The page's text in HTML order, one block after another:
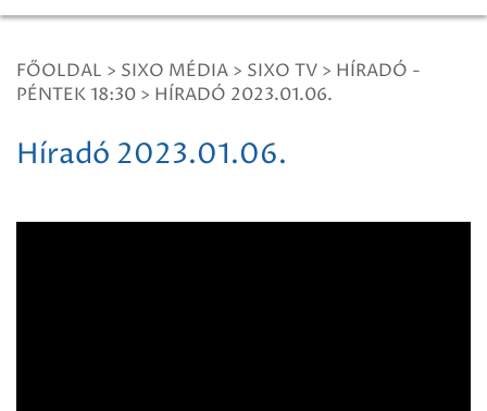
FŐOLDAL > SIXO MÉDIA > SIXO TV > HÍRADÓ -
PÉNTEK 18:30 > HÍRADÓ 2023.01.06.
Híradó 2023.01.06.